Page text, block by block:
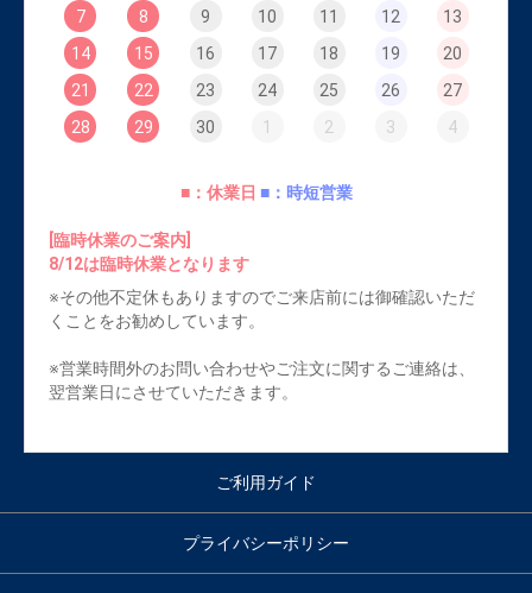
7
8 9 10 11 12
13
14
15 16 17 18 19
20
21
22 23 24 25 26
27
28
29 30 1 2 3 4
■：休業日 ■：時短営業
[臨時休業のご案内]
8/12は臨時休業となります
※その他不定休もありますのでご来店前には御確認いただ
くことをお勧めしています。
※営業時間外のお問い合わせやご注文に関するご連絡は、
翌営業日にさせていただきます。
ご利用ガイド
プライバシーポリシー